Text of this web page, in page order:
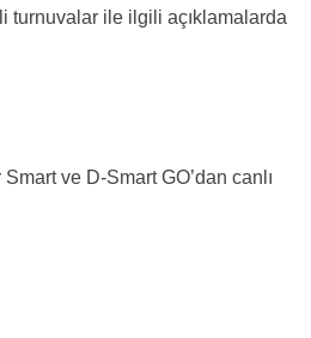
turnuvalar ile ilgili açıklamalarda
ve D-Smart GO’dan canlı